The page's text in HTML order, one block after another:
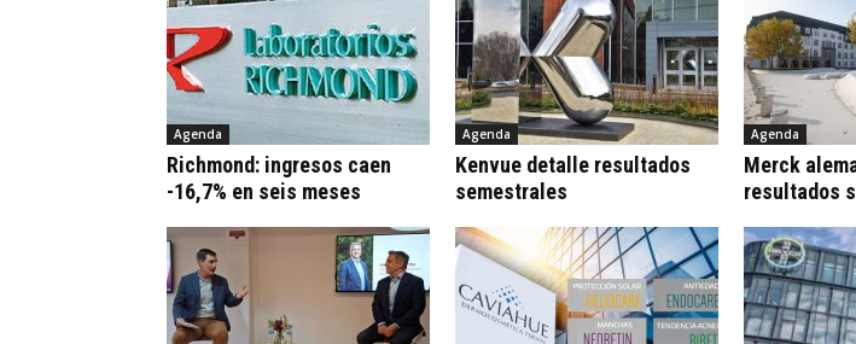
Agenda
Richmond: ingresos caen
-16,7% en seis meses
Agenda
Kenvue detalle resultados
semestrales
Agenda
Merck
resultados